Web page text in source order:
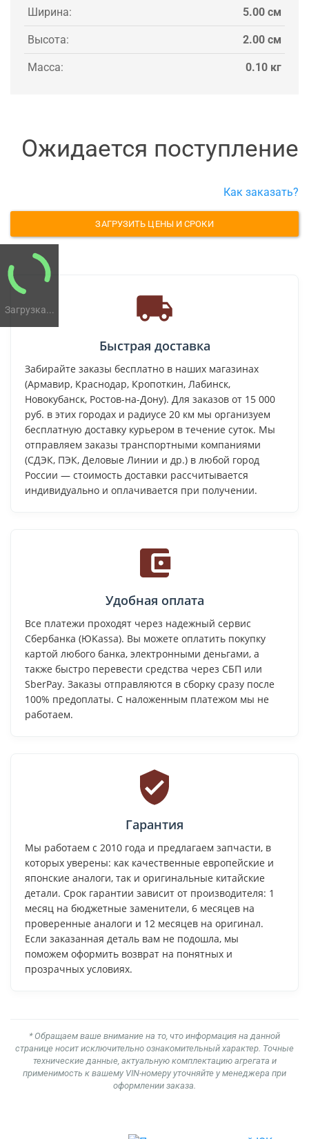
Загрузка...
Ширина: 5.00 см
Высота: 2.00 см
Масса: 0.10 кг
Ожидается поступление
Как заказать?
ЗАГРУЗИТЬ ЦЕНЫ И СРОКИ
Быстрая доставка
Забирайте заказы бесплатно в наших магазинах
(Армавир, Краснодар, Кропоткин, Лабинск,
Новокубанск, Ростов-на-Дону). Для заказов от 15 000
руб. в этих городах и радиусе 20 км мы организуем
бесплатную доставку курьером в течение суток. Мы
отправляем заказы транспортными компаниями
(СДЭК, ПЭК, Деловые Линии и др.) в любой город
России — стоимость доставки рассчитывается
индивидуально и оплачивается при получении.
Удобная оплата
Все платежи проходят через надежный сервис
Сбербанка (ЮKassa). Вы можете оплатить покупку
картой любого банка, электронными деньгами, а
также быстро перевести средства через СБП или
SberPay. Заказы отправляются в сборку сразу после
100% предоплаты. С наложенным платежом мы не
работаем.
Гарантия
Мы работаем с 2010 года и предлагаем запчасти, в
которых уверены: как качественные европейские и
японские аналоги, так и оригинальные китайские
детали. Срок гарантии зависит от производителя: 1
месяц на бюджетные заменители, 6 месяцев на
проверенные аналоги и 12 месяцев на оригинал.
Если заказанная деталь вам не подошла, мы
поможем оформить возврат на понятных и
прозрачных условиях.
* Обращаем ваше внимание на то, что информация на данной
странице носит исключительно ознакомительный характер. Точные
технические данные, актуальную комплектацию агрегата и
применимость к вашему VIN-номеру уточняйте у менеджера при
оформлении заказа.